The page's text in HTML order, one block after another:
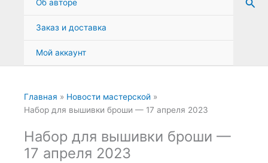
Об авторе
Заказ и доставка
Мой аккаунт
Главная
Новости мастерской
Набор для вышивки броши — 17 апреля 2023
Набор для вышивки броши —
17 апреля 2023